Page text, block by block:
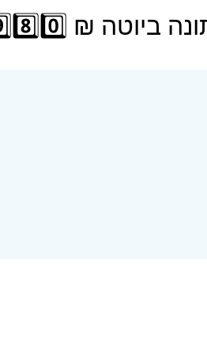
1️⃣9️⃣8️⃣0️⃣ הדרך האזרחית הרשמית להתחתן בלי לצאת מישראל